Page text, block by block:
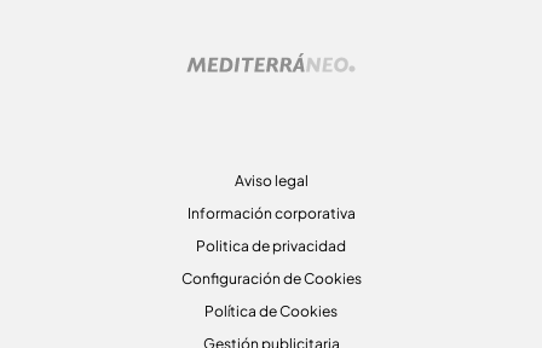
Aviso legal
Información corporativa
Politica de privacidad
Configuración de Cookies
Política de Cookies
Gestión publicitaria